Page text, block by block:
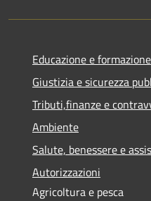
Educazione e formazione
Giustizia e sicurezza
Tributi,finanze e
Ambiente
Salute, benessere e
Autorizzazioni
Agricoltura e pesca